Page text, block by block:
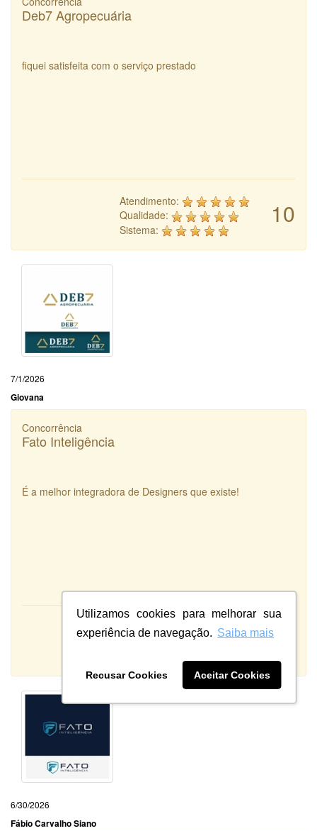
Utilizamos cookies para melhorar sua
experiência de navegação. Saiba mais
Recusar Cookies Aceitar Cookies
Deb7 Agropecuária
fiquei satisfeita com o serviço prestado
10
Atendimento:
Qualidade:
Sistema:
7/1/2026
Giovana
Concorrência
Fato Inteligência
É a melhor integradora de Designers que existe!
10
Atendimento:
Qualidade:
6/30/2026
Fábio Carvalho Siano